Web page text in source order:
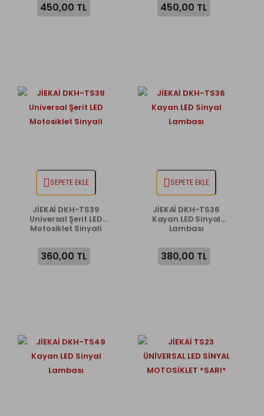
450,00 TL 450,00 TL
SEPETE EKLE
JİEKAİ DKH-TS39
Universal Şerit LED
Motosiklet Sinyali
360,00 TL
SEPETE EKLE
JİEKAİ DKH-TS36
Kayan LED Sinyal
Lambası
380,00 TL